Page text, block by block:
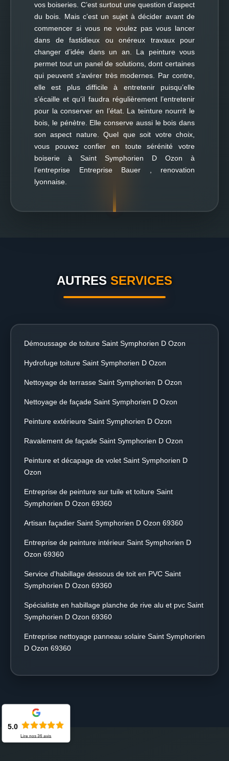
vos boiseries. C’est surtout une question d’aspect
du bois. Mais c’est un sujet à décider avant de
commencer si vous ne voulez pas vous lancer
dans de fastidieux ou onéreux travaux pour
changer d’idée dans un an. La peinture vous
permet tout un panel de solutions, dont certaines
qui peuvent s’avérer très modernes. Par contre,
elle est plus difficile à entretenir puisqu’elle
s’écaille et qu’il faudra régulièrement l’entretenir
pour la conserver en l’état. La teinture nourrit le
bois, le pénètre. Elle conserve aussi le bois dans
son aspect nature. Quel que soit votre choix,
vous pouvez confier en toute sérénité votre
boiserie à Saint Symphorien D Ozon à
l’entreprise Entreprise Bauer , renovation
lyonnaise.
AUTRES SERVICES
Démoussage de toiture Saint Symphorien D Ozon
Hydrofuge toiture Saint Symphorien D Ozon
Nettoyage de terrasse Saint Symphorien D Ozon
Nettoyage de façade Saint Symphorien D Ozon
Peinture extérieure Saint Symphorien D Ozon
Ravalement de façade Saint Symphorien D Ozon
Peinture et décapage de volet Saint Symphorien D
Ozon
Entreprise de peinture sur tuile et toiture Saint
Symphorien D Ozon 69360
Artisan façadier Saint Symphorien D Ozon 69360
Entreprise de peinture intérieur Saint Symphorien D
Ozon 69360
Service d'habillage dessous de toit en PVC Saint
Symphorien D Ozon 69360
Spécialiste en habillage planche de rive alu et pvc Saint
Symphorien D Ozon 69360
Entreprise nettoyage panneau solaire Saint Symphorien
D Ozon 69360
5.0
Lire nos36 avis